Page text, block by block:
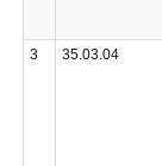
3 35.03.04